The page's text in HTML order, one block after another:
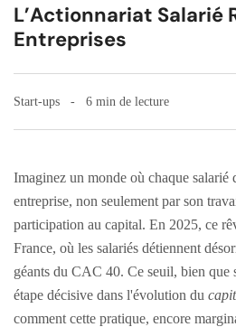
L’Actionnariat Salarié
Entreprises
Start-ups 6 min de lecture
Imaginez un monde où chaque salarié
entreprise, non seulement par son
participation au capital. En 2025, ce
France, où les salariés détiennent
géants du CAC 40. Ce seuil, bien que
étape décisive dans l'évolution du
comment cette pratique, encore